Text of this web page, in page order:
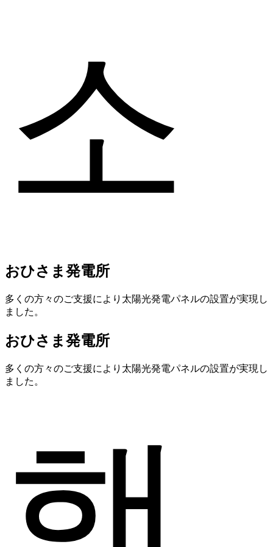
소
おひさま発電所
多くの方々のご支援により太陽光発電パネルの設置が実現し
ました。
おひさま発電所
多くの方々のご支援により太陽光発電パネルの設置が実現し
ました。